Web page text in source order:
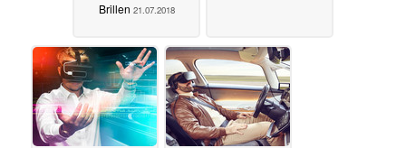
Brillen 21.07.2018